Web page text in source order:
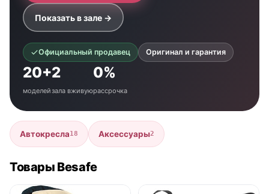
Показать в зале →
Официальный продавец Оригинал и гарантия
20+
моделей
2
зала вживую
0%
рассрочка
Автокресла18 Аксессуары2
Товары Besafe